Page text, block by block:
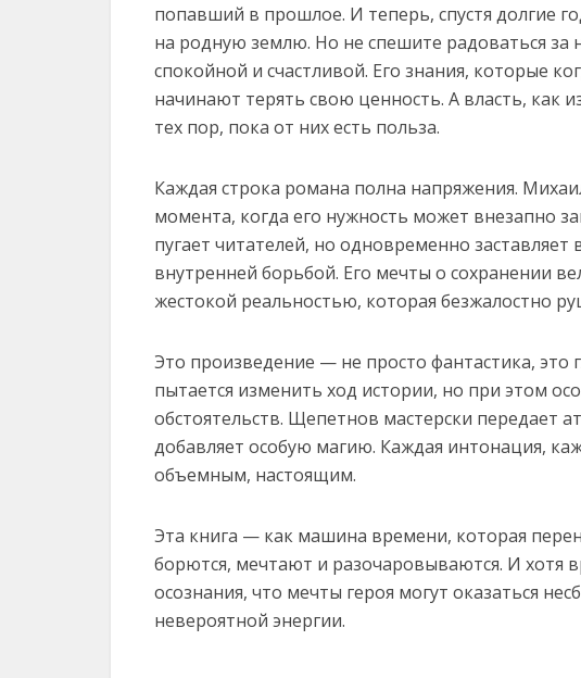
попавший в прошлое. И теперь, спустя долгие
на родную землю. Но не спешите радоваться за
спокойной и счастливой. Его знания, которые
начинают терять свою ценность. А власть, как
тех пор, пока от них есть польза.
Каждая строка романа полна напряжения.
момента, когда его нужность может внезапно
пугает читателей, но одновременно заставляет
внутренней борьбой. Его мечты о сохранении
жестокой реальностью, которая безжалостно
Это произведение — не просто фантастика, это
пытается изменить ход истории, но при этом
обстоятельств. Щепетнов мастерски передает
добавляет особую магию. Каждая интонация,
объемным, настоящим.
Эта книга — как машина времени, которая
борются, мечтают и разочаровываются. И хотя
осознания, что мечты героя могут оказаться
невероятной энергии.